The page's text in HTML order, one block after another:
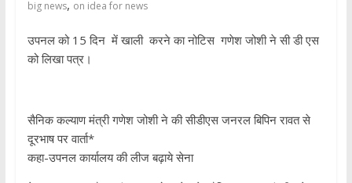
big news, on idea for news
उपनल को 15 दिन में खाली करने का नोटिस गणेश जोशी ने सी डी एस
को लिखा पत्र।
सैनिक कल्याण मंत्री गणेश जोशी ने की सीडीएस जनरल बिपिन रावत से
दूरभाष पर वार्ता*
कहा-उपनल कार्यालय की लीज बढ़ाये सेना